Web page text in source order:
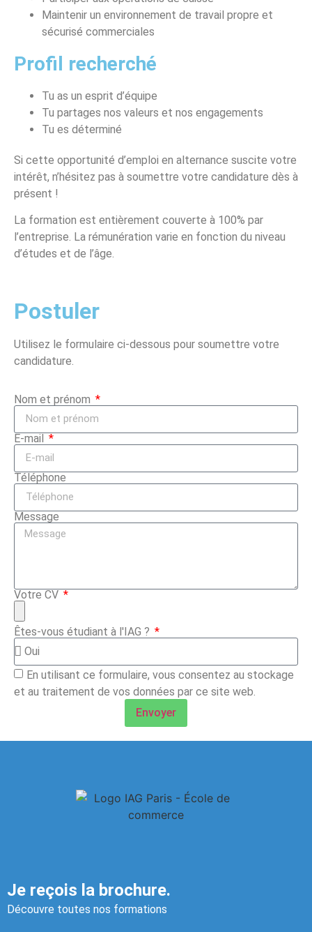
Maintenir un environnement de travail propre et
sécurisé commerciales
Profil recherché
Tu as un esprit d’équipe
Tu partages nos valeurs et nos engagements
Tu es déterminé
Si cette opportunité d’emploi en alternance suscite votre
intérêt, n’hésitez pas à soumettre votre candidature dès à
présent !
La formation est entièrement couverte à 100% par
l’entreprise. La rémunération varie en fonction du niveau
d’études et de l’âge.
Postuler
Utilisez le formulaire ci-dessous pour soumettre votre
candidature.
Nom et prénom
E-mail
Téléphone
Message
Votre CV
Êtes-vous étudiant à l'IAG ?
En utilisant ce formulaire, vous consentez au stockage
et au traitement de vos données par ce site web.
Envoyer
Je reçois la brochure.
Découvre toutes nos formations